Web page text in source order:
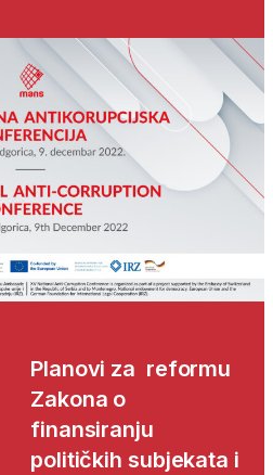
Planovi za reformu
Zakona o
finansiranju
političkih subjekata i